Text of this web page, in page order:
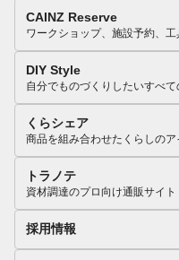
CAINZ Reserve
ワークショップ、施設予約、
DIY Style
自分でものづくりしたいすべて
くらシェア
商品を組み合わせたくらしのア
トラノテ
資材調達のプロ向け通販サイト
採用情報